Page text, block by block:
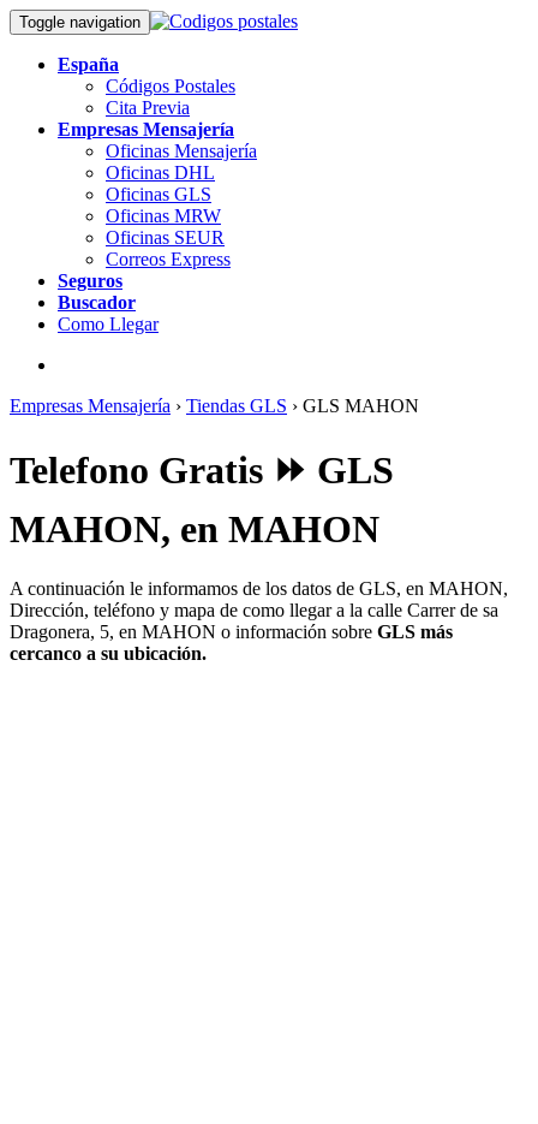
Toggle navigation
España
Códigos Postales
Cita Previa
Empresas Mensajería
Oficinas Mensajería
Oficinas DHL
Oficinas GLS
Oficinas MRW
Oficinas SEUR
Correos Express
Seguros
Buscador
Como Llegar
Empresas Mensajería › Tiendas GLS › GLS MAHON
Telefono Gratis ⏩ GLS
MAHON, en MAHON
A continuación le informamos de los datos de GLS, en MAHON,
Dirección, teléfono y mapa de como llegar a la calle Carrer de sa
Dragonera, 5, en MAHON o información sobre GLS más
cercanco a su ubicación.